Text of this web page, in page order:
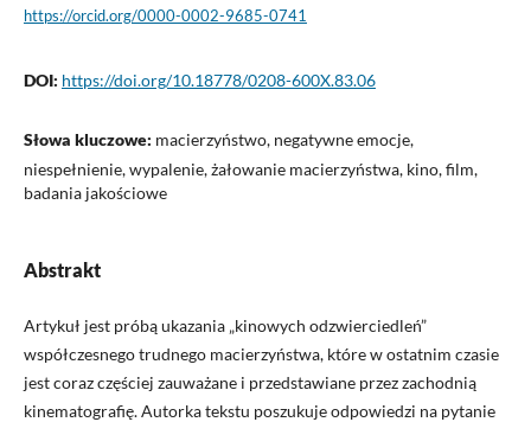
https://orcid.org/0000-0002-9685-0741
DOI: https://doi.org/10.18778/0208-600X.83.06
Słowa kluczowe: macierzyństwo, negatywne emocje,
niespełnienie, wypalenie, żałowanie macierzyństwa, kino, film,
badania jakościowe
Abstrakt
Artykuł jest próbą ukazania „kinowych odzwierciedleń”
współczesnego trudnego macierzyństwa, które w ostatnim czasie
jest coraz częściej zauważane i przedstawiane przez zachodnią
kinematografię. Autorka tekstu poszukuje odpowiedzi na pytanie